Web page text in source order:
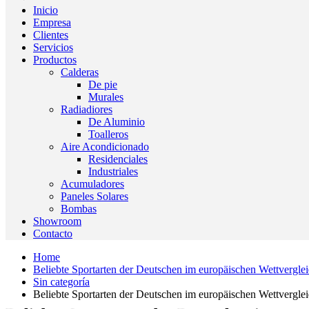
Inicio
Empresa
Clientes
Servicios
Productos
Calderas
De pie
Murales
Radiadiores
De Aluminio
Toalleros
Aire Acondicionado
Residenciales
Industriales
Acumuladores
Paneles Solares
Bombas
Showroom
Contacto
Home
Beliebte Sportarten der Deutschen im europäischen
Sin categoría
Beliebte Sportarten der Deutschen im europäischen